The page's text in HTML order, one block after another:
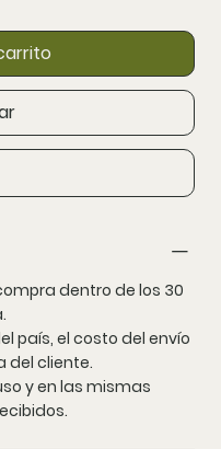
dentro de los 30
país, el costo del envío
del cliente.
y en las mismas